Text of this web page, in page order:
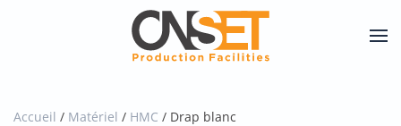
content
Accueil / Matériel / HMC / Drap blanc